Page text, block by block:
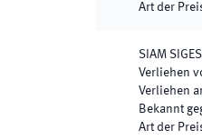
Art der
SIAM
Verliehen
Verliehen
Bekannt
Art der